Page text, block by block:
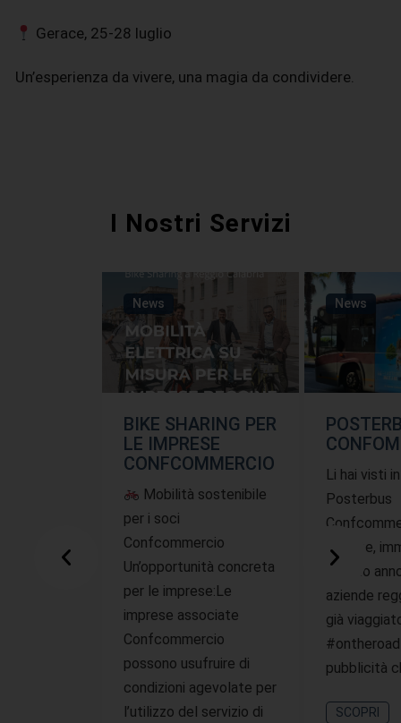
Gerace, 25-28 luglio
Un’esperienza da vivere, una magia da condividere.
I Nostri Servizi
News
BIKE SHARING PER
LE IMPRESE
CONFCOMMERCIO
Mobilità sostenibile
per i soci
Confcommercio
Un’opportunità concreta
per le imprese:Le
imprese associate
Confcommercio
possono usufruire di
condizioni agevolate per
l’utilizzo del servizio di
News
Li hai visti
Posterbus
offerte,
questo
aziende
già
pubblicità
SCOPRI